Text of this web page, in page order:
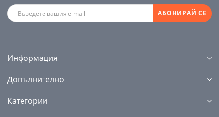
АБОНИРАЙ СЕ
Информация
Допълнително
Категории